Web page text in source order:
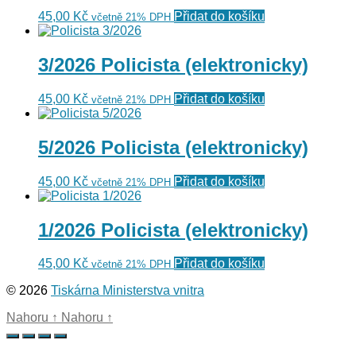
45,00 Kč včetně 21% DPH Přidat do košíku
3/2026 Policista (elektronicky)
45,00 Kč včetně 21% DPH Přidat do košíku
5/2026 Policista (elektronicky)
45,00 Kč včetně 21% DPH Přidat do košíku
1/2026 Policista (elektronicky)
45,00 Kč včetně 21% DPH Přidat do košíku
© 2026 Tiskárna Ministerstva vnitra
Nahoru ↑ Nahoru ↑